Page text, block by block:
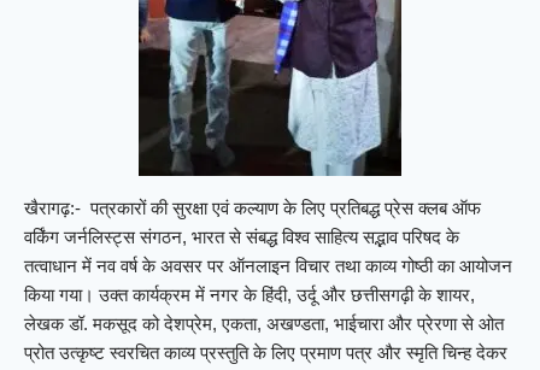
खैरागढ़:- पत्रकारों की सुरक्षा एवं कल्याण के लिए प्रतिबद्ध प्रेस क्लब ऑफ
वर्किंग जर्नलिस्ट्स संगठन, भारत से संबद्ध विश्व साहित्य सद्भाव परिषद के
तत्वाधान में नव वर्ष के अवसर पर ऑनलाइन विचार तथा काव्य गोष्ठी का आयोजन
किया गया। उक्त कार्यक्रम में नगर के हिंदी, उर्दू और छत्तीसगढ़ी के शायर,
लेखक डॉ. मकसूद को देशप्रेम, एकता, अखण्डता, भाईचारा और प्रेरणा से ओत
प्रोत उत्कृष्ट स्वरचित काव्य प्रस्तुति के लिए प्रमाण पत्र और स्मृति चिन्ह देकर